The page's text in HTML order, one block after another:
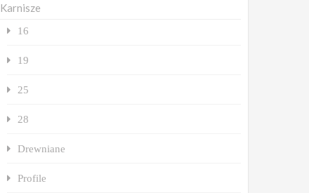
Karnisze
16
19
25
28
Drewniane
Profile